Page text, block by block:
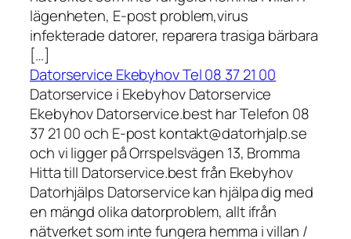
lägenheten, E-post problem,virus
infekterade datorer, reparera trasiga bärbara
[…]
Datorservice Ekebyhov Tel 08 37 21 00
Datorservice i Ekebyhov Datorservice
Ekebyhov Datorservice.best har Telefon 08
37 21 00 och E-post kontakt@datorhjalp.se
och vi ligger på Orrspelsvägen 13, Bromma
Hitta till Datorservice.best från Ekebyhov
Datorhjälps Datorservice kan hjälpa dig med
en mängd olika datorproblem, allt ifrån
nätverket som inte fungera hemma i villan /